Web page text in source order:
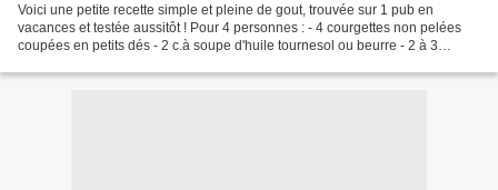
Voici une petite recette simple et pleine de gout, trouvée sur 1 pub en
vacances et testée aussitôt ! Pour 4 personnes : - 4 courgettes non pelées
coupées en petits dés - 2 c.à soupe d'huile tournesol ou beurre - 2 à 3